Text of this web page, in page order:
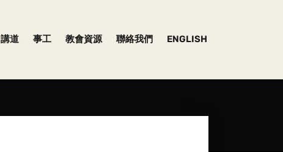
講道 事工 教會資源 聯絡我們 ENGLISH